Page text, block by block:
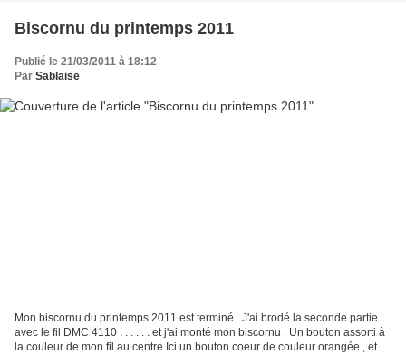
Biscornu du printemps 2011
Publié le 21/03/2011 à 18:12
Par Sablaise
Mon biscornu du printemps 2011 est terminé . J'ai brodé la seconde partie
avec le fil DMC 4110 . . . . . . et j'ai monté mon biscornu . Un bouton assorti à
la couleur de mon fil au centre Ici un bouton coeur de couleur orangée , et